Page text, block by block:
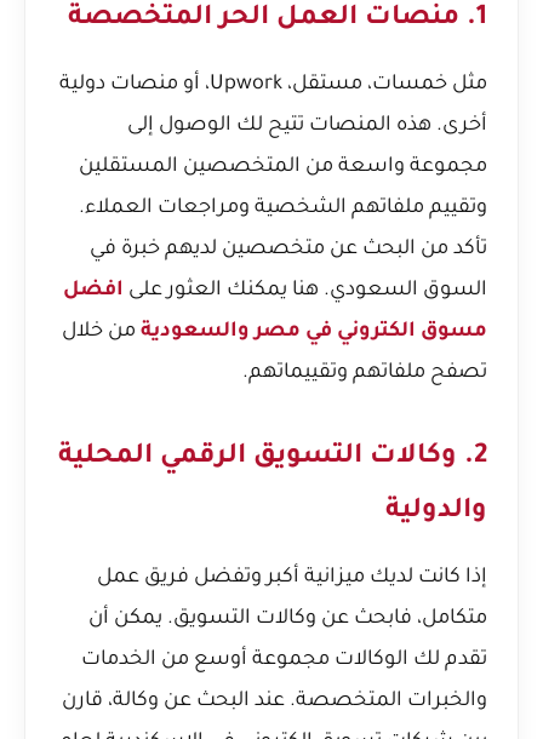
1. منصات العمل الحر المتخصصة
مثل خمسات، مستقل، Upwork، أو منصات دولية
أخرى. هذه المنصات تتيح لك الوصول إلى
مجموعة واسعة من المتخصصين المستقلين
وتقييم ملفاتهم الشخصية ومراجعات العملاء.
تأكد من البحث عن متخصصين لديهم خبرة في
السوق السعودي. هنا يمكنك العثور على افضل
مسوق الكتروني في مصر والسعودية من خلال
تصفح ملفاتهم وتقييماتهم.
2. وكالات التسويق الرقمي المحلية
والدولية
إذا كانت لديك ميزانية أكبر وتفضل فريق عمل
متكامل، فابحث عن وكالات التسويق. يمكن أن
تقدم لك الوكالات مجموعة أوسع من الخدمات
والخبرات المتخصصة. عند البحث عن وكالة، قارن